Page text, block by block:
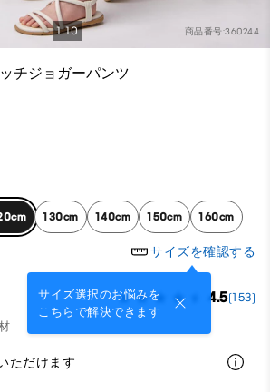
商品番号:360244
1 10
チジョガーパンツ
130cm 140cm 150cm 160cm
サイズを確認する
サイズ選択のお悩みを
こちらで解決できます
4.5(153)
ただけます